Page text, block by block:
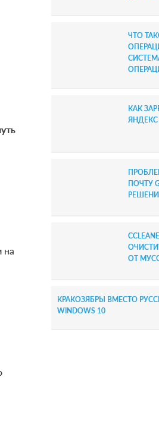
на
ЧТО
КАК
ПОЧТУ
ОТ
КРАКОЗЯБРЫ ВМЕСТО
WINDOWS 10